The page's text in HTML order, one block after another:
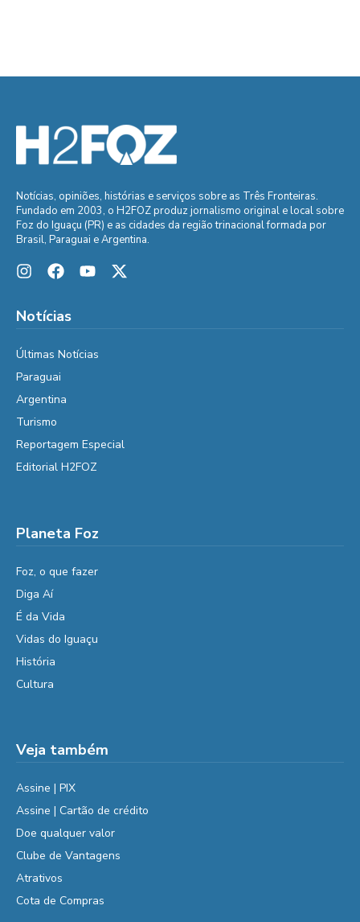
Notícias, opiniões, histórias e serviços sobre as Três Fronteiras.
Fundado em 2003, o H2FOZ produz jornalismo original e local sobre
Foz do Iguaçu (PR) e as cidades da região trinacional formada por
Brasil, Paraguai e Argentina.
Notícias
Últimas Notícias
Paraguai
Argentina
Turismo
Reportagem Especial
Editorial H2FOZ
Planeta Foz
Foz, o que fazer
Diga Aí
É da Vida
Vidas do Iguaçu
História
Cultura
Veja também
Assine | PIX
Assine | Cartão de crédito
Doe qualquer valor
Clube de Vantagens
Atrativos
Cota de Compras